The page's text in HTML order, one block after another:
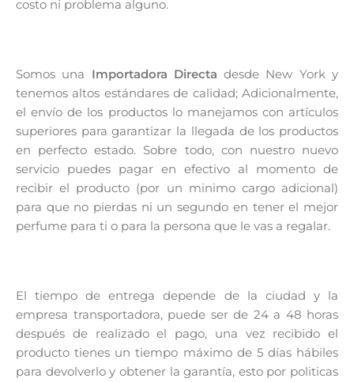
costo ni problema alguno.
Somos una Importadora Directa desde New York y
tenemos altos estándares de calidad; Adicionalmente,
el envío de los productos lo manejamos con artículos
superiores para garantizar la llegada de los productos
en perfecto estado. Sobre todo, con nuestro nuevo
servicio puedes pagar en efectivo al momento de
recibir el producto (por un minimo cargo adicional)
para que no pierdas ni un segundo en tener el mejor
perfume para ti o para la persona que le vas a regalar.
El tiempo de entrega depende de la ciudad y la
empresa transportadora, puede ser de 24 a 48 horas
después de realizado el pago, una vez recibido el
producto tienes un tiempo máximo de 5 días hábiles
para devolverlo y obtener la garantía, esto por politicas